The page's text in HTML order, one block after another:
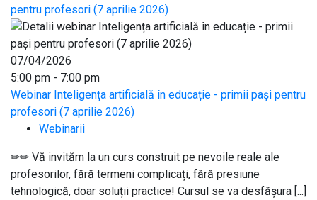
pentru profesori (7 aprilie 2026)
07/04/2026
5:00 pm - 7:00 pm
Webinar Inteligența artificială în educație - primii pași pentru
profesori (7 aprilie 2026)
Webinarii
✏✏ Vă invităm la un curs construit pe nevoile reale ale
profesorilor, fără termeni complicați, fără presiune
tehnologică, doar soluții practice! Cursul se va desfășura [...]